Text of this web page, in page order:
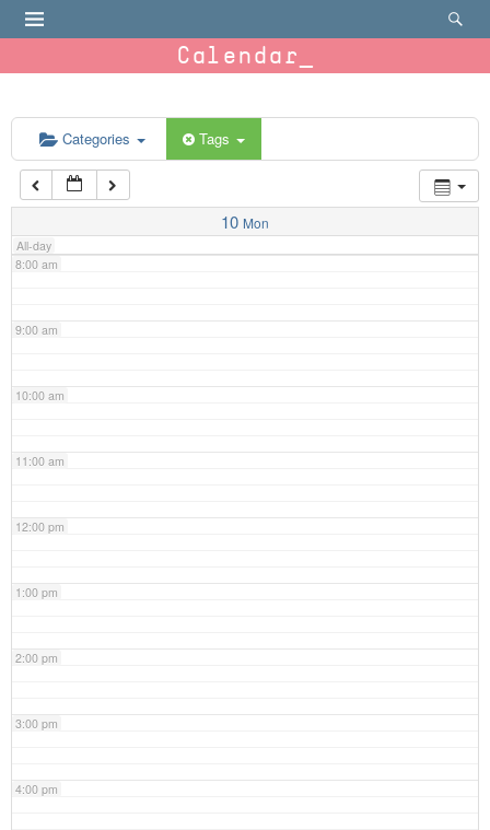
Calendar
Categories Tags
10 Mon
All-day
6:00 am
7:00 am
8:00 am
9:00 am
10:00 am
11:00 am
12:00 pm
1:00 pm
2:00 pm
3:00 pm
4:00 pm